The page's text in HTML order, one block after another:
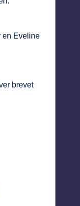
en Eveline
brevet